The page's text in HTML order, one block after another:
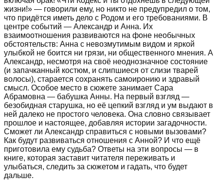
жизни!» — говорили ему, но никто не предупредил о том,
что придётся иметь дело с Родом и его требованиями. В
центре событий — Александр и Анна. Их
взаимоотношения развиваются на фоне необычных
обстоятельств: Анна с невозмутимым видом и яркой
улыбкой не боится ни грязи, ни общественного мнения. А
Александр, несмотря на своё неоднозначное состояние
(и запачканный костюм, и слипшиеся от слизи тварей
волосы), старается сохранять самоиронию и здравый
смысл. Особое место в сюжете занимает Сара
Абрамовна — бабушка Анны. На первый взгляд —
безобидная старушка, но её цепкий взгляд и ум выдают в
ней далеко не простого человека. Она словно связывает
прошлое и настоящее, добавляя истории загадочности.
Сможет ли Александр справиться с новыми вызовами?
Как будут развиваться отношения с Анной? И что ещё
приготовила ему судьба? Ответы на эти вопросы — в
книге, которая заставит читателя переживать и
улыбаться, следить за сюжетом и гадать, что будет
дальше.